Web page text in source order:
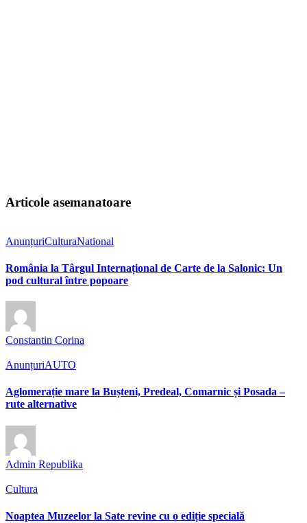
Articole asemanatoare
AnunțuriCulturaNational
România la Târgul Internațional de Carte de la Salonic: Un
pod cultural între popoare
Constantin Corina
AnunțuriAUTO
Aglomerație mare la Bușteni, Predeal, Comarnic și Posada –
rute alternative
Admin Republika
Cultura
Noaptea Muzeelor la Sate revine cu o ediție specială